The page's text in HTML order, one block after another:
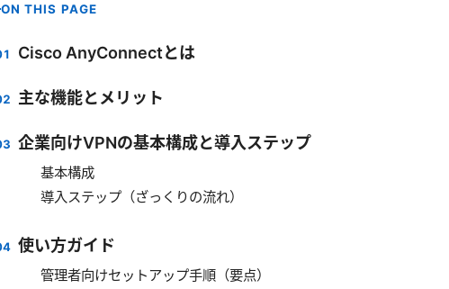
ON THIS PAGE
Cisco AnyConnectとは
主な機能とメリット
企業向けVPNの基本構成と導入ステップ
基本構成
導入ステップ（ざっくりの流れ）
使い方ガイド
管理者向けセットアップ手順（要点）